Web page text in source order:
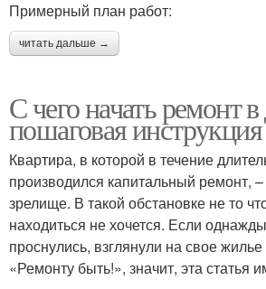
Примерный план работ:
читать дальше →
С чего начать ремонт
пошаговая инструкция
Квартира, в которой в течение
производился капитальный ремонт,
зрелище. В такой обстановке не то
находиться не хочется. Если
проснулись, взглянули на свое
«Ремонту быть!», значит, эта статья